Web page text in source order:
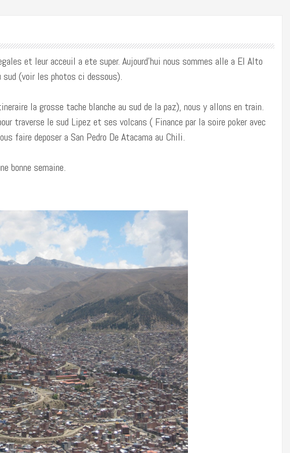
et leur acceuil a ete super. Aujourd’hui nous sommes alle a El Alto
(voir les photos ci dessous).
la grosse tache blanche au sud de la paz), nous y allons en train.
traverse le sud Lipez et ses volcans ( Finance par la soire poker avec
faire deposer a San Pedro De Atacama au Chili.
bonne semaine.